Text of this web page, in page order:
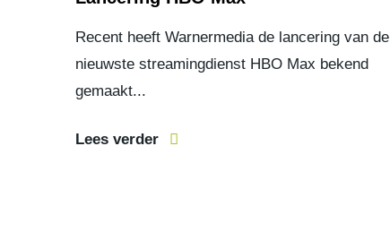
Recent heeft Warnermedia de lancering van de
nieuwste streamingdienst HBO Max bekend
gemaakt...
Lees verder